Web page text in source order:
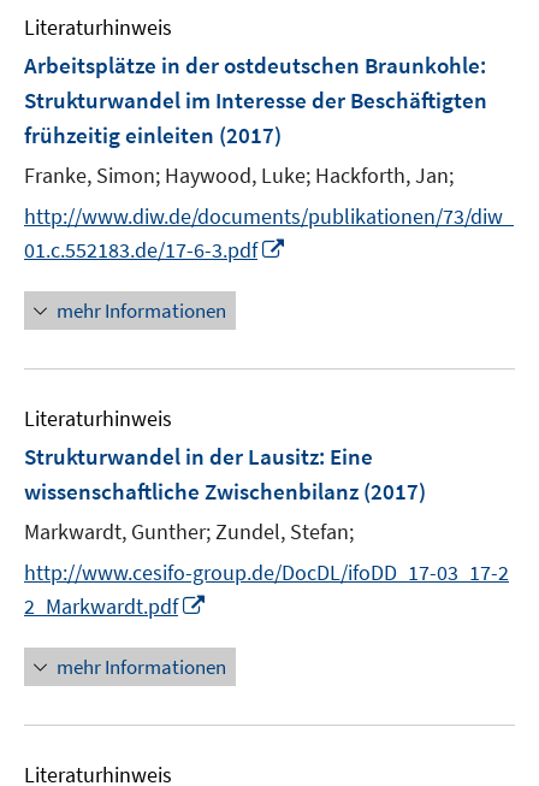
s
t
e
ö
f
f
e
n
F
e
n
s
t
r
ö
f
f
e
Literaturhinweis
Arbeitsplätze in der ostdeutschen Braunkohle:
Strukturwandel im Interesse der Beschäftigten
frühzeitig einleiten (2017)
Franke, Simon; Haywood, Luke; Hackforth, Jan;
http://www.diw.de/documents/publikationen/73/diw_
01.c.552183.de/17-6-3.pdf
u
F
n
s
t
mehr Informationen
Literaturhinweis
Strukturwandel in der Lausitz: Eine
wissenschaftliche Zwischenbilanz (2017)
Markwardt, Gunther;Zundel, Stefan;
http://www.cesifo-group.de/DocDL/ifoDD_17-03_17-2
2_Markwardt.pdf
n
e
u
mehr Informationen
Literaturhinweis